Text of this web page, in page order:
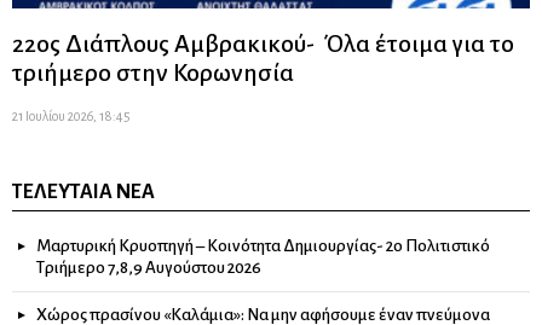
22ος Διάπλους Αμβρακικού- Όλα έτοιμα για το
τριήμερο στην Κορωνησία
21 Ιουλίου 2026, 18:45
ΤΕΛΕΥΤΑΊΑ ΝΈΑ
Μαρτυρική Κρυοπηγή – Κοινότητα Δημιουργίας- 2ο Πολιτιστικό
Τριήμερο 7,8,9 Αυγούστου 2026
Χώρος πρασίνου «Καλάμια»: Να μην αφήσουμε έναν πνεύμονα